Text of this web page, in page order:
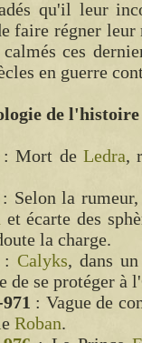
qu'il leur
faire régner
calmés ces
en guerre
de
: Mort de Ledra,
: Selon la
et écarte des
la charge.
: Calyks, dans
de se protéger à
: Vague de
Roban.